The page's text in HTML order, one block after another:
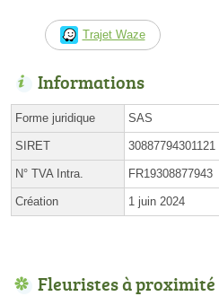
Trajet Waze
Informations
Forme juridique SAS
SIRET 30887794301121
N° TVA Intra. FR19308877943
Création 1 juin 2024
Fleuristes à proximité